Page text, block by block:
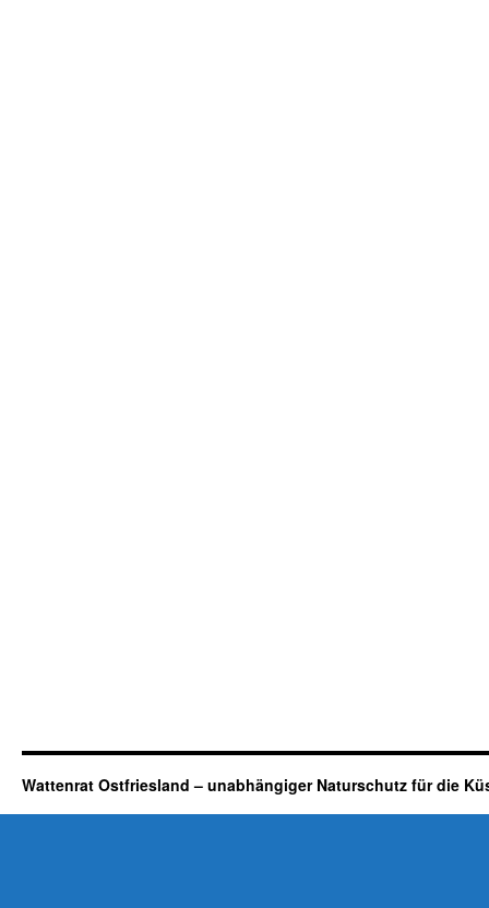
Wattenrat Ostfriesland – unabhängiger Naturschutz für die